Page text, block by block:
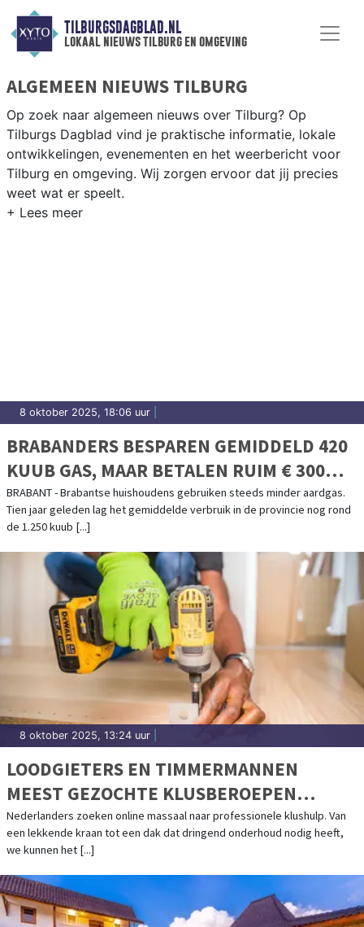
TILBURGSDAGBLAD.NL
lokaal nieuws tilburg en omgeving
ALGEMEEN NIEUWS TILBURG
Op zoek naar algemeen nieuws over Tilburg? Op
Tilburgs Dagblad vind je praktische informatie, lokale
ontwikkelingen, evenementen en het weerbericht voor
Tilburg en omgeving. Wij zorgen ervoor dat jij precies
weet wat er speelt.
8 oktober 2025, 18:06 uur
BRABANDERS BESPAREN GEMIDDELD 420
KUUB GAS, MAAR BETALEN RUIM € 300
MEER ENERGIEBELASTING
BRABANT - Brabantse huishoudens gebruiken steeds minder aardgas.
Tien jaar geleden lag het gemiddelde verbruik in de provincie nog rond
de 1.250 kuub [...]
8 oktober 2025, 13:24 uur
LOODGIETERS EN TIMMERMANNEN
MEEST GEZOCHTE KLUSBEROEPEN
ONLINE
Nederlanders zoeken online massaal naar professionele klushulp. Van
een lekkende kraan tot een dak dat dringend onderhoud nodig heeft,
we kunnen het [...]